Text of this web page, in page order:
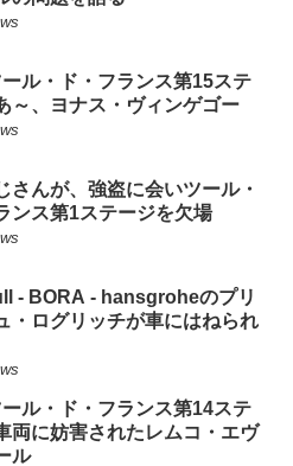
ル・ド・フランス第15ステ
、ヨナス・ヴィンゲゴー
さんが、強盗に会いツール・
ンス第1ステージを欠場
- BORA - hansgroheのプリ
・ログリッチが車にはねられ
ル・ド・フランス第14ステ
に妨害されたレムコ・エヴ
ル